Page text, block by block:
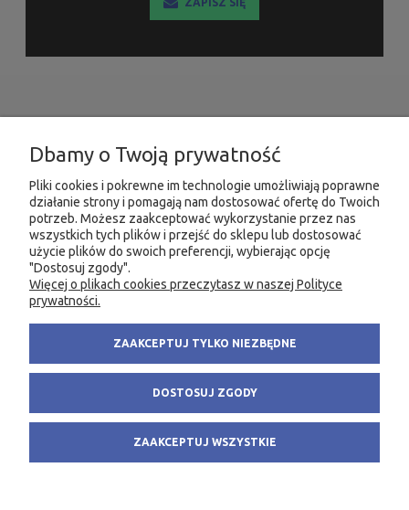
INFORMACJE
MOJE KONTO
PRODUKTY
KONTAKT
info@fachowa.pl
KSIĘGARNIA FACHOWA.PL
80-299 Gdańsk
NIP: 584-182-39-49
Dbamy o Twoją prywatność
Pliki cookies i pokrewne im technologie umożliwiają poprawne
działanie strony i pomagają nam dostosować ofertę do Twoich
potrzeb. Możesz zaakceptować wykorzystanie przez nas
wszystkich tych plików i przejść do sklepu lub dostosować
użycie plików do swoich preferencji, wybierając opcję
"Dostosuj zgody".
Więcej o plikach cookies przeczytasz w naszej Polityce
prywatności.
ZAAKCEPTUJ TYLKO NIEZBĘDNE
DOSTOSUJ ZGODY
ZAAKCEPTUJ WSZYSTKIE